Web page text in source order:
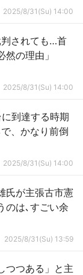
2025/8/31(Su) 14:00
判されても…首
の理由」
2025/8/31(Su) 14:00
到達する時期
、かなり前倒
2025/8/31(Su) 14:00
氏が主張古市憲
のは､すごい余
2025/8/31(Su) 13:59
つつある」と主